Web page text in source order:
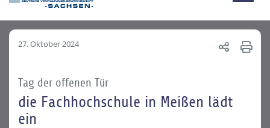
27. Oktober 2024
Tag der offenen Tür
die Fachhochschule in Meißen lädt
ein